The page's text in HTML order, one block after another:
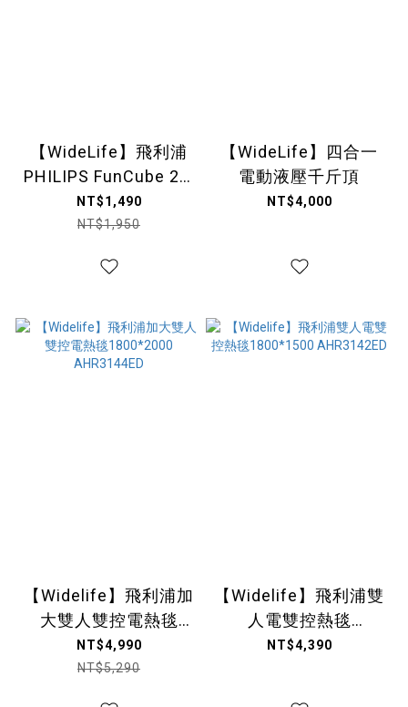
【WideLife】飛利浦
PHILIPS FunCube 2.0
十合一行動電源 Type-
C DLP4348C
NT$1,490
NT$1,950
【WideLife】四合一
電動液壓千斤頂
NT$4,000
【Widelife】飛利浦加
大雙人雙控電熱毯
1800*2000
AHR3144ED
NT$4,990
NT$5,290
【Widelife】飛利浦雙
人電雙控熱毯
1800*1500
NT$4,390